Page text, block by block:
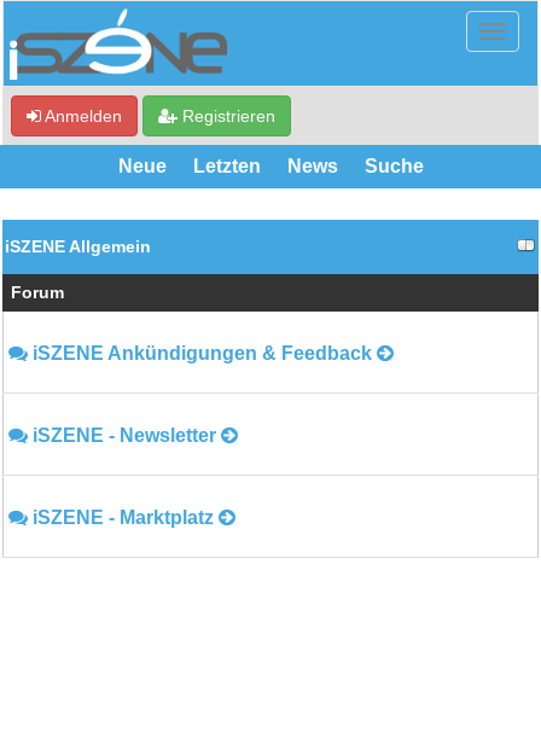
Anmelden Registrieren
Neue Letzten News Suche
iSZENE Allgemein
Forum
iSZENE Ankündigungen & Feedback
iSZENE - Newsletter
iSZENE - Marktplatz